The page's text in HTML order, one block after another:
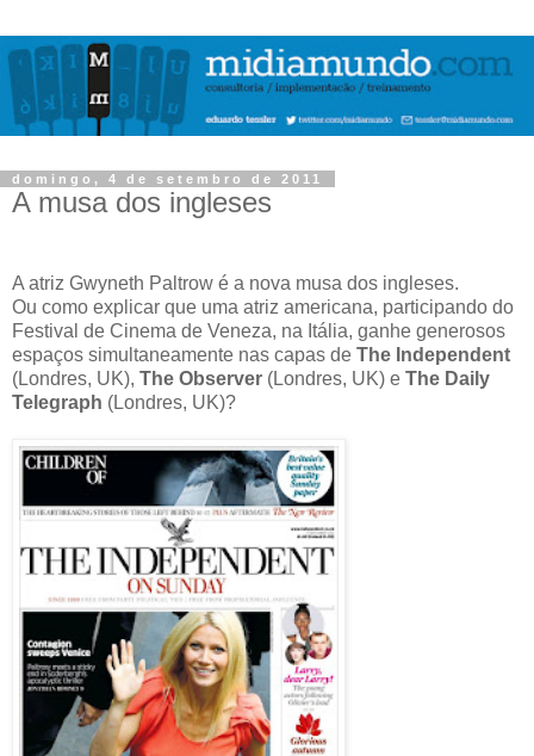
domingo, 4 de setembro de 2011
A musa dos ingleses
A atriz Gwyneth Paltrow é a nova musa dos ingleses.
Ou como explicar que uma atriz americana, participando do
Festival de Cinema de Veneza, na Itália, ganhe generosos
espaços simultaneamente nas capas de The Independent
(Londres, UK), The Observer (Londres, UK) e The Daily
Telegraph (Londres, UK)?